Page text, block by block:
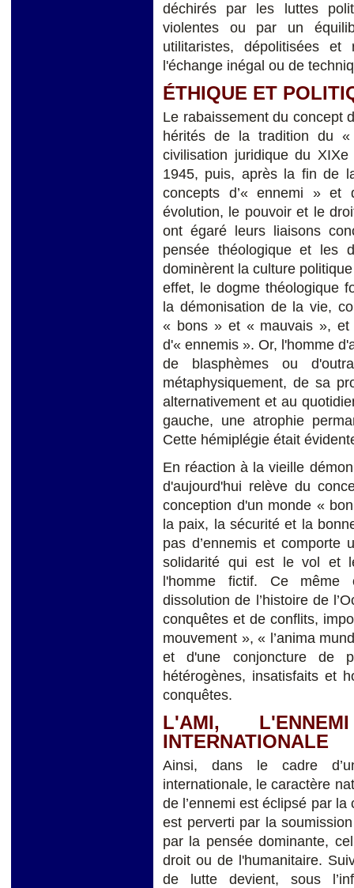
déchirés par les luttes
violentes ou par un
utilitaristes, dépolitisées
l'échange inégal ou de
ÉTHIQUE ET
Le rabaissement du concept
hérités de la tradition du
civilisation juridique du
1945, puis, après la fin de
concepts d’« ennemi »
évolution, le pouvoir et le
ont égaré leurs liaisons
pensée théologique et les
dominèrent la culture
effet, le dogme théologique
la démonisation de la vie,
« bons » et « mauvais »,
d'« ennemis ». Or, l'homme
de blasphèmes ou
métaphysiquement, de sa
alternativement et au
gauche, une atrophie
Cette hémiplégie était
En réaction à la vieille
d'aujourd'hui relève du
conception d'un monde «
la paix, la sécurité et la
pas d’ennemis et comporte
solidarité qui est le vol et
l'homme fictif. Ce même
dissolution de l’histoire de
conquêtes et de conflits,
mouvement », « l’anima
et d'une conjoncture de
hétérogènes, insatisfaits et
conquêtes.
L'AMI,
INTERNATIONALE
Ainsi, dans le cadre
internationale, le caractère
de l’ennemi est éclipsé par
est perverti par la
par la pensée dominante,
droit ou de l'humanitaire.
de lutte devient, sous